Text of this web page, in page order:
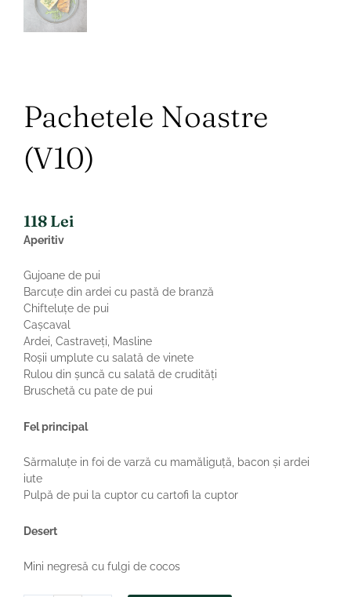
Pachetele Noastre
(v10)
118 Lei
Aperitiv
Gujoane de pui
Barcuţe din ardei cu pastă de branză
Chifteluţe de pui
Caşcaval
Ardei, Castraveți, Masline
Roşii umplute cu salată de vinete
Rulou din şuncă cu salată de crudităţi
Bruschetă cu pate de pui
Fel principal
Sărmaluţe in foi de varză cu mamăliguţă, bacon şi ardei
iute
Pulpă de pui la cuptor cu cartofi la cuptor
Desert
Mini negresă cu fulgi de cocos